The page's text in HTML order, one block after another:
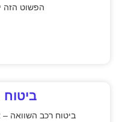
הפשוט הזה
ביטוח רכב השוואה –